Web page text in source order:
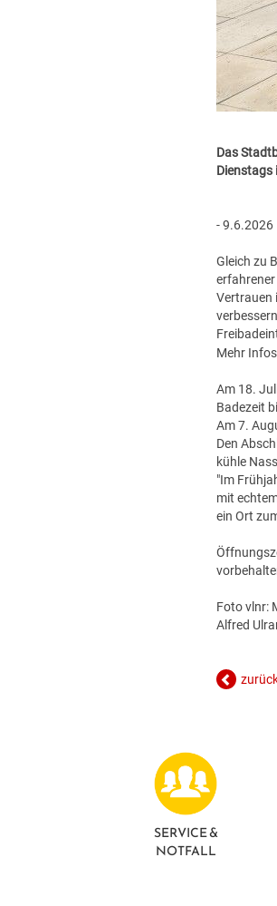
Das
Dienstags
- 9.6.2026
Gleich zu
Vertrauen
Mehr Infos
Am 18.
Badezeit
Am 7.
Den
kühle
"Im
mit
ein Ort
Foto vlnr:
Alfred
SERVICE &
NOTFALL